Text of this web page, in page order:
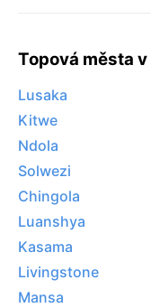
Topová města
Lusaka
Kitwe
Ndola
Solwezi
Chingola
Luanshya
Kasama
Livingstone
Mansa